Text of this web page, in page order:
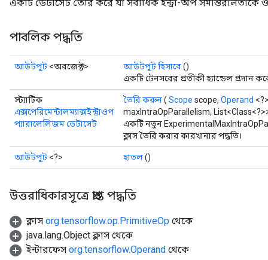
একটি ডেটাসেট তৈরি করে যা সর্বাধিক ইন্ট্রা-অপ সমান্তরালতাকে
পাবলিক পদ্ধতি
আউটপুট <অবজেক্ট> আউটপুট হিসাবে()
একটি টেনসরের প্রতীকী হ্যান্ডেল প্রদান
স্ট্যাটিক
এক্সপেরিমেন্টালম্যাক্সইন্ট্রাওপ
প্যারালেলিজম ডেটাসেট
তৈরি করুন( Scope scope, Operand
maxIntraOpParallelism,
একটি নতুন
ক্লাস তৈরি করার কারখানার পদ্ধতি।
আউটপুট <?> হাতল()
উত্তরাধিকারসূত্রে প্রাপ্ত পদ্ধতি
ক্লাস org.tensorflow.op.PrimitiveOp থেকে
java.lang.Object ক্লাস থেকে
ইন্টারফেস org.tensorflow.Operand থেকে